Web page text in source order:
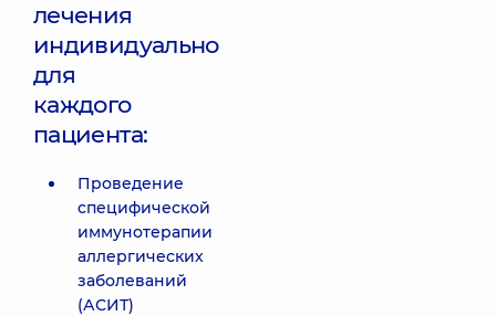
лечения
индивидуально
для
каждого
пациента:
Проведение
специфической
иммунотерапии
аллергических
заболеваний
(АСИТ)